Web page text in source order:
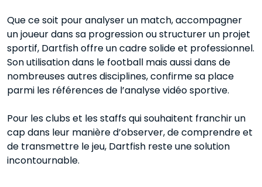
Que ce soit pour analyser un match, accompagner
un joueur dans sa progression ou structurer un projet
sportif, Dartfish offre un cadre solide et professionnel.
Son utilisation dans le football mais aussi dans de
nombreuses autres disciplines, confirme sa place
parmi les références de l’analyse vidéo sportive.
Pour les clubs et les staffs qui souhaitent franchir un
cap dans leur manière d’observer, de comprendre et
de transmettre le jeu, Dartfish reste une solution
incontournable.